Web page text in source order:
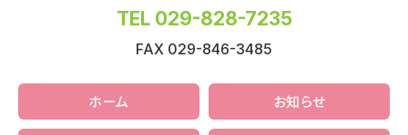
TEL 029-828-7235
FAX 029-846-3485
ホーム お知らせ